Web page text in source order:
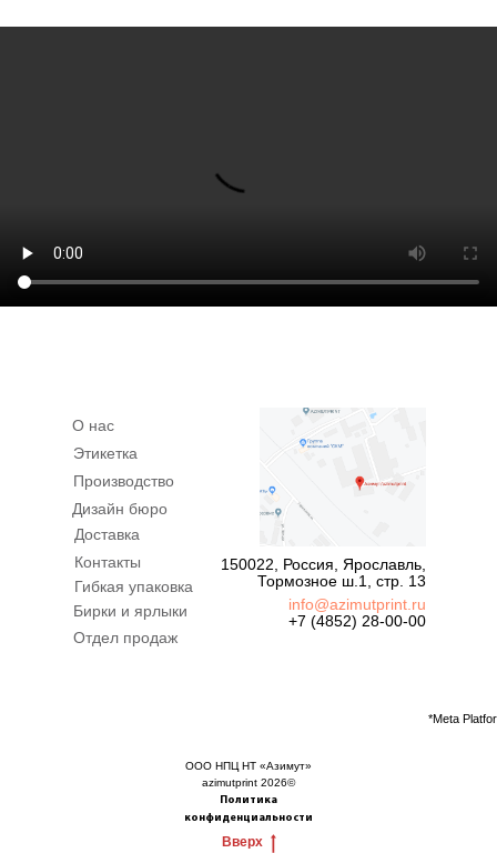
О нас
Этикетка
Производство
Дизайн бюро
Доставка
Контакты
info@azimutprint.ru
+7 (4852) 28-00-00
ООО НПЦ НТ «Азимут»
azimutprint 2026©
Политика
конфиденциальности
150022, Россия, Ярославль,
Тормозное ш.1, стр. 13
Гибкая упаковка
Бирки и ярлыки
Отдел продаж
*Meta
Вверх